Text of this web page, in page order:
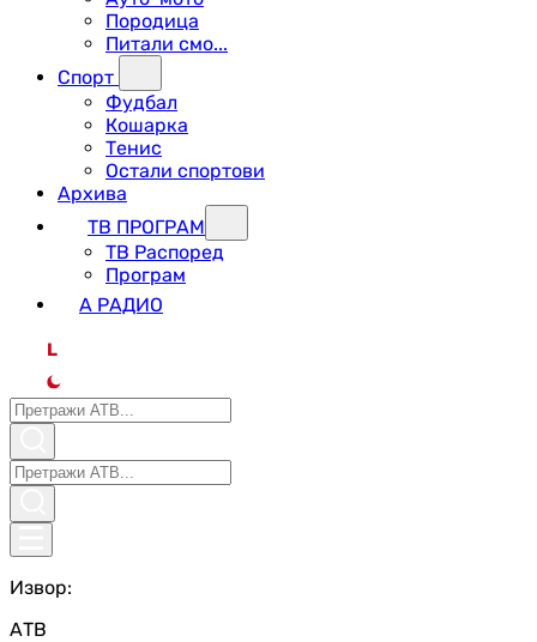
Породица
Питали смо...
Спорт
Фудбал
Кошарка
Тенис
Остали спортови
Архива
ТВ ПРОГРАМ
ТВ Распоред
Програм
А РАДИО
L
Извор:
АТВ